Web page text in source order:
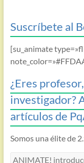
Suscríbete al
[su_animate
¿Eres
investigador?
artículos de
Somos una élite de
ANIMATE!